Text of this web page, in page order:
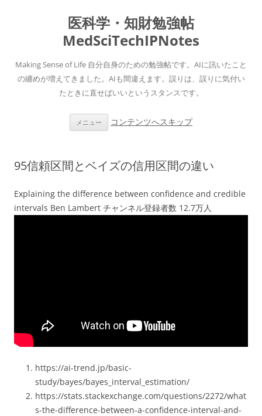
医科学・知財勉強帖
MedSciTechIPNotes
Making Sense of Life 自分自身のための勉強帖です。AIに訊いたこと
の纏めが増えてきました。AIも間違えます。誤りは、誤りに気付い
たときに直せばいいというスタンスです。
メニュー コンテンツへスキップ
95信頼区間とベイズの信用区間の違い
Explaining the difference between confidence and credible
intervals Ben Lambert チャンネル登録者数 12.7万人
https://ai-trend.jp/basic-
study/bayes/bayes_interval_estimation/
https://stats.stackexchange.com/questions/2272/what
s-the-difference-between-a-confidence-interval-and-